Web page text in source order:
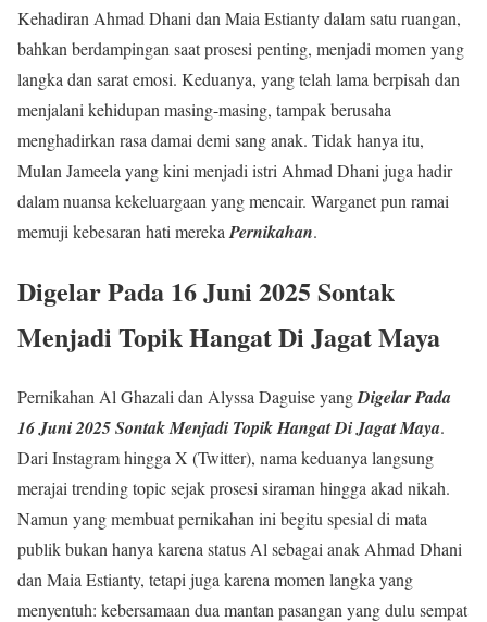
Kehadiran Ahmad Dhani dan Maia Estianty dalam satu ruangan,
bahkan berdampingan saat prosesi penting, menjadi momen yang
langka dan sarat emosi. Keduanya, yang telah lama berpisah dan
menjalani kehidupan masing-masing, tampak berusaha
menghadirkan rasa damai demi sang anak. Tidak hanya itu,
Mulan Jameela yang kini menjadi istri Ahmad Dhani juga hadir
dalam nuansa kekeluargaan yang mencair. Warganet pun ramai
memuji kebesaran hati merekaPernikahan.
Digelar Pada 16 Juni 2025 Sontak
Menjadi Topik Hangat Di Jagat Maya
Pernikahan Al Ghazali dan Alyssa Daguise yangDigelar Pada
16 Juni 2025 Sontak Menjadi Topik Hangat Di Jagat Maya.
Dari Instagram hingga X (Twitter), nama keduanya langsung
merajai trending topic sejak prosesi siraman hingga akad nikah.
Namun yang membuat pernikahan ini begitu spesial di mata
publik bukan hanya karena status Al sebagai anak Ahmad Dhani
dan Maia Estianty, tetapi juga karena momen langka yang
menyentuh: kebersamaan dua mantan pasangan yang dulu sempat